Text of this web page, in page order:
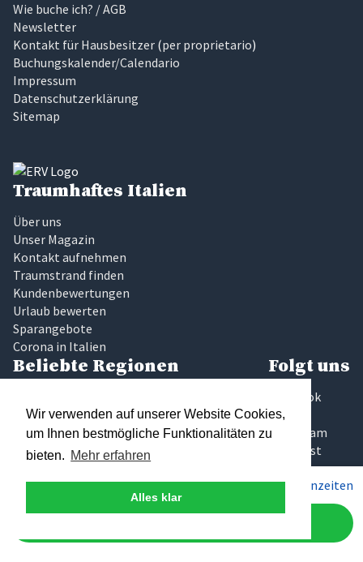
Wir verwenden auf unserer Website Cookies,
um Ihnen bestmögliche Funktionalitäten zu
bieten. Mehr erfahren
Alles klar
Pro Woche ab1.705€ Preise & Saisonzeiten
Wie buche ich? / AGB
Newsletter
Kontakt für Hausbesitzer (per proprietario)
Buchungskalender/Calendario
Impressum
Datenschutzerklärung
Sitemap
Traumhaftes Italien
Über uns
Unser Magazin
Kontakt aufnehmen
Traumstrand finden
Kundenbewertungen
Urlaub bewerten
Sparangebote
Corona in Italien
Beliebte Regionen
Marken
Sardinien
Sizilien
Umbrien
Folgt uns
Facebook
Twitter
Instagram
Pinterest
Traumhaftes Italien